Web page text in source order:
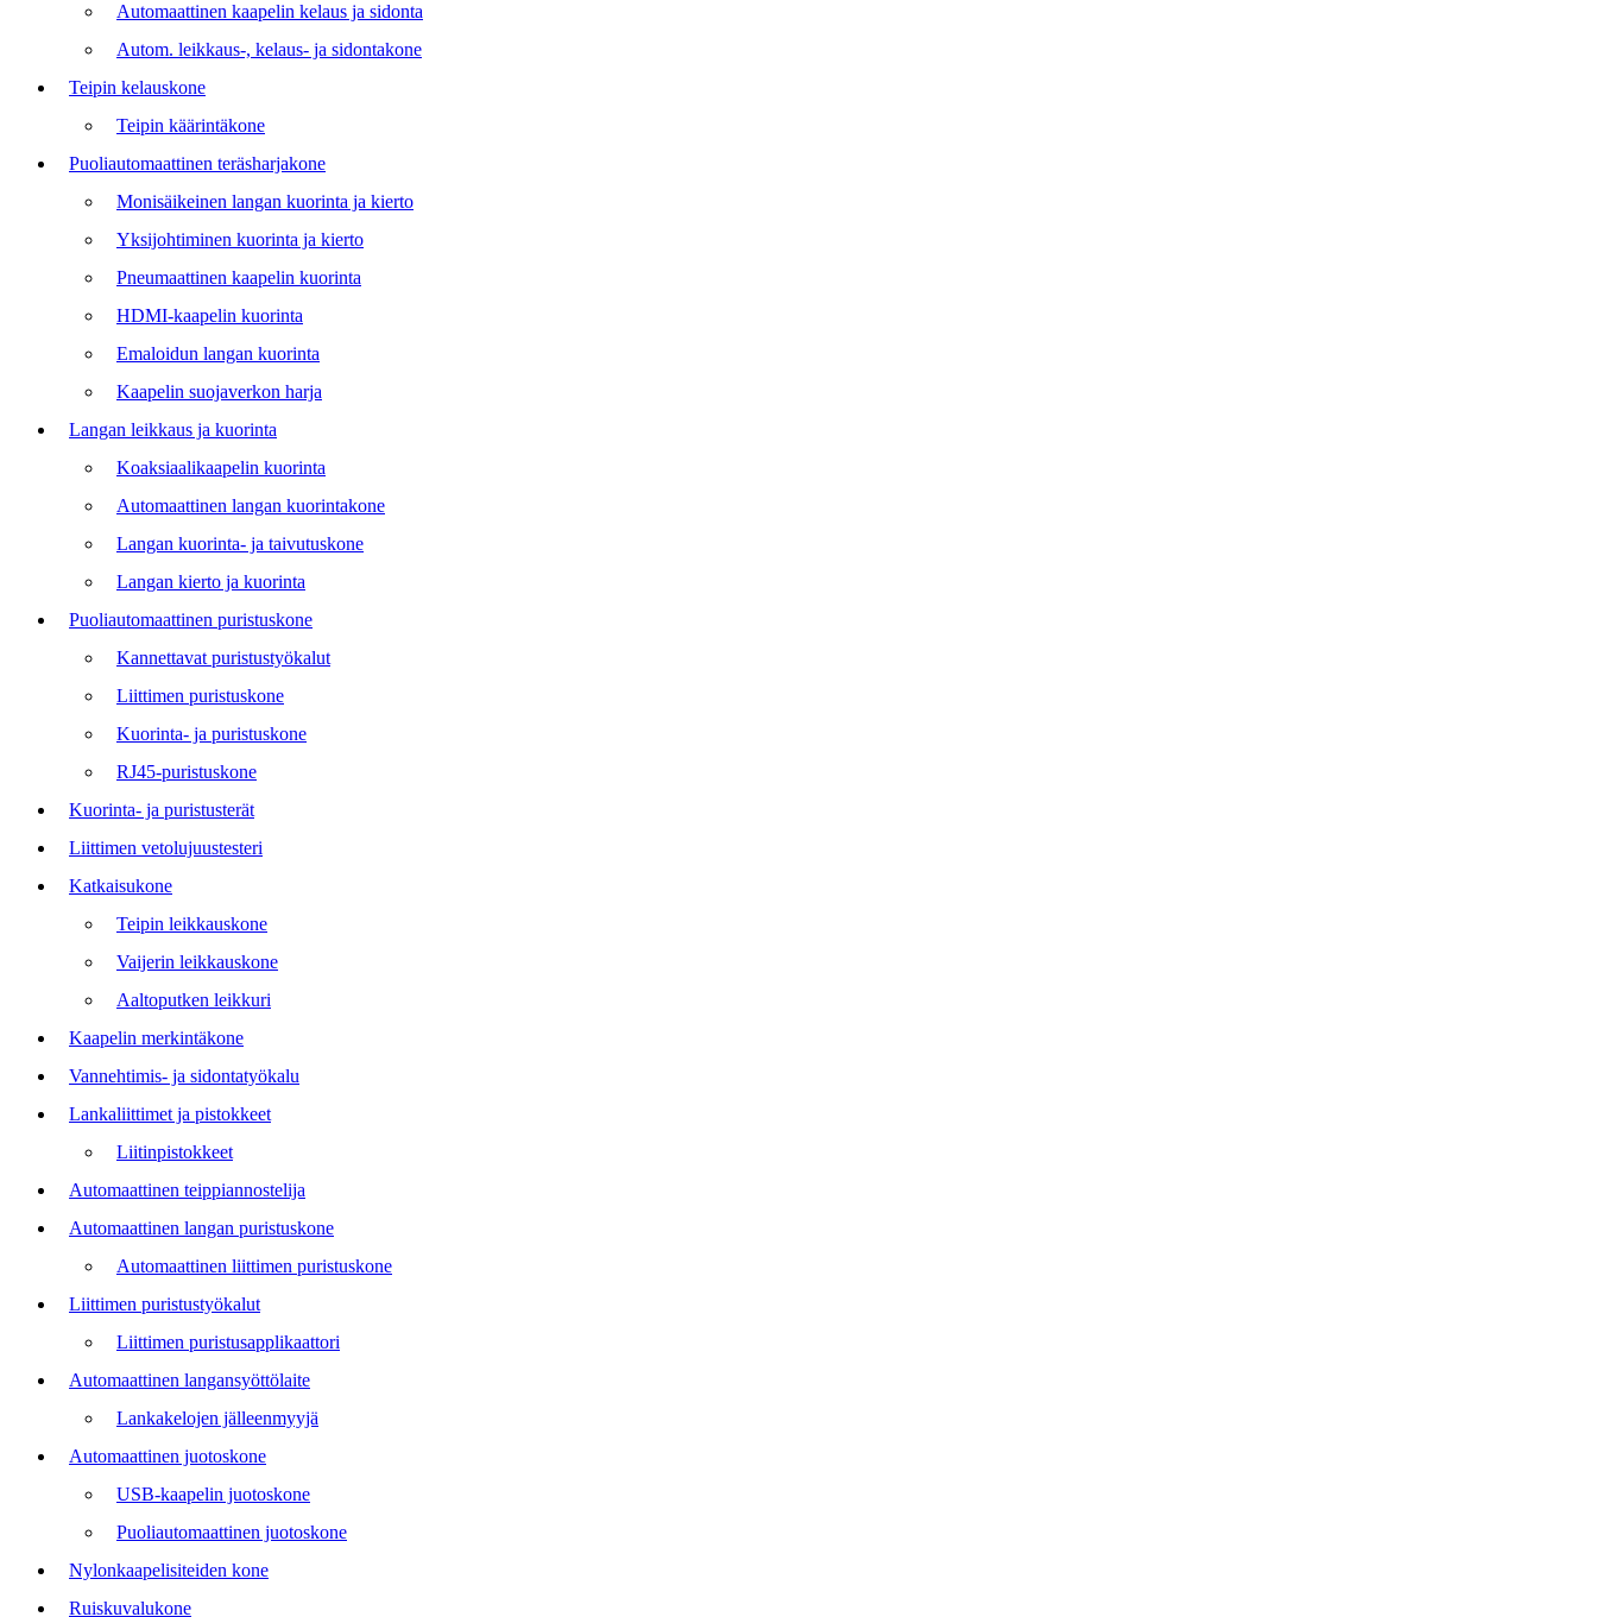
Automaattinen kaapelin kelaus ja sidonta
Autom. leikkaus-, kelaus- ja sidontakone
Teipin kelauskone
Teipin käärintäkone
Puoliautomaattinen teräsharjakone
Monisäikeinen langan kuorinta ja kierto
Yksijohtiminen kuorinta ja kierto
Pneumaattinen kaapelin kuorinta
HDMI-kaapelin kuorinta
Emaloidun langan kuorinta
Kaapelin suojaverkon harja
Langan leikkaus ja kuorinta
Koaksiaalikaapelin kuorinta
Automaattinen langan kuorintakone
Langan kuorinta- ja taivutuskone
Langan kierto ja kuorinta
Puoliautomaattinen puristuskone
Kannettavat puristustyökalut
Liittimen puristuskone
Kuorinta- ja puristuskone
RJ45-puristuskone
Kuorinta- ja puristusterät
Liittimen vetolujuustesteri
Katkaisukone
Teipin leikkauskone
Vaijerin leikkauskone
Aaltoputken leikkuri
Kaapelin merkintäkone
Vannehtimis- ja sidontatyökalu
Lankaliittimet ja pistokkeet
Liitinpistokkeet
Automaattinen teippiannostelija
Automaattinen langan puristuskone
Automaattinen liittimen puristuskone
Liittimen puristustyökalut
Liittimen puristusapplikaattori
Automaattinen langansyöttölaite
Lankakelojen jälleenmyyjä
Automaattinen juotoskone
USB-kaapelin juotoskone
Puoliautomaattinen juotoskone
Nylonkaapelisiteiden kone
Ruiskuvalukone